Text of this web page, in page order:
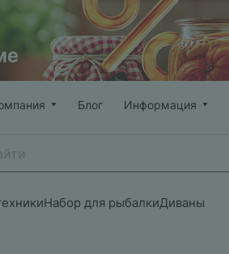
Блог Информация
Набор для рыбалкиДиваны